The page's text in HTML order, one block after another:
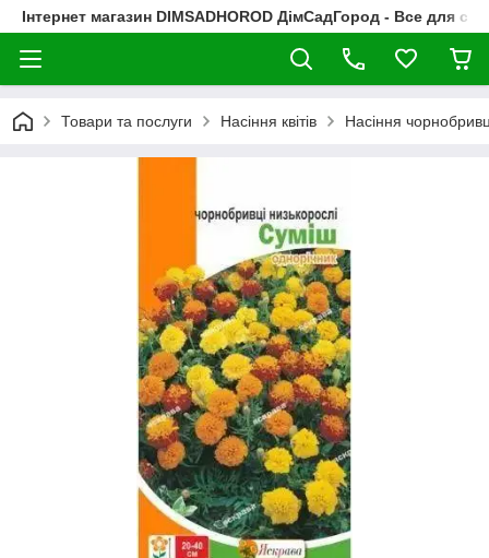
Інтернет магазин DIMSADHOROD ДімСадГород - Все для
Товари та послуги Насіння квітів Насіння